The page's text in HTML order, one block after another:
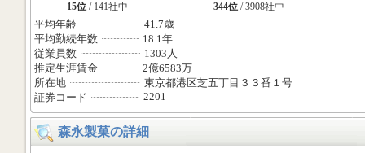
15位 / 141社中
344位 / 3908社中
平均年齢
41.7歳
平均勤続年数
18.1年
従業員数
1303人
推定生涯賃金
2億6583万
所在地
東京都港区芝五丁目３３番１号
証券コード
2201
森永製菓の詳細